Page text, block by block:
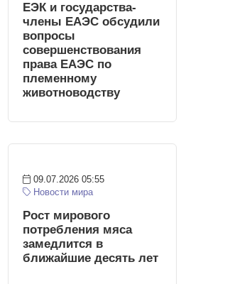
ЕЭК и государства-
члены ЕАЭС обсудили
вопросы
совершенствования
права ЕАЭС по
племенному
животноводству
09.07.2026 05:55
Новости мира
Рост мирового
потребления мяса
замедлится в
ближайшие десять лет